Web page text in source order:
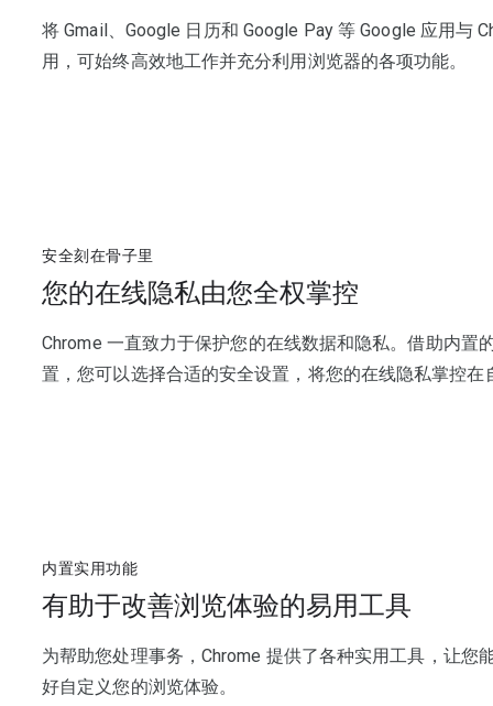
将 Gmail、Google 日历和 Google Pay 等 Google 应用与
用，可始终高效地工作并充分利用浏览器的各项功能。
安全刻在骨子里
您的在线隐私由您全权掌控
Chrome 一直致力于保护您的在线数据和隐私。借助内置
置，您可以选择合适的安全设置，将您的在线隐私掌控在
内置实用功能
有助于改善浏览体验的易用工具
为帮助您处理事务，Chrome 提供了各种实用工具，让您
好自定义您的浏览体验。